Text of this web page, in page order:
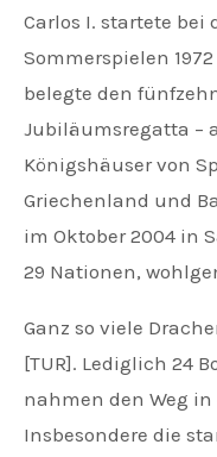
Carlos I. startete bei
Sommerspielen
belegte den
Jubiläumsregatta –
Königshäuser von
Griechenland und
im Oktober 2004 in
29 Nationen,
Ganz so viele
[TUR]. Lediglich 24
nahmen den Weg
Insbesondere die